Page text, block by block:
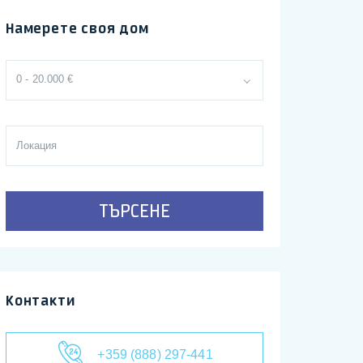
Намерете своя дом
0 - 20.000 €
ТЪРСЕНЕ
Контакти
+359 (888) 297-441